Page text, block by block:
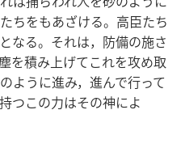
ちをもあざける。高臣たち
なる。それは，防備の施さ
を積み上げてこれを攻め取
ように進み，進んで行って
つこの力はその神によ